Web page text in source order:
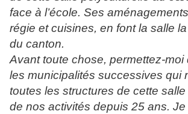
face à l’école. Ses
régie et cuisines, en font la salle
du canton.
Avant toute chose, permettez-moi
les municipalités successives qui
toutes les structures de cette
de nos activités depuis 25 ans.